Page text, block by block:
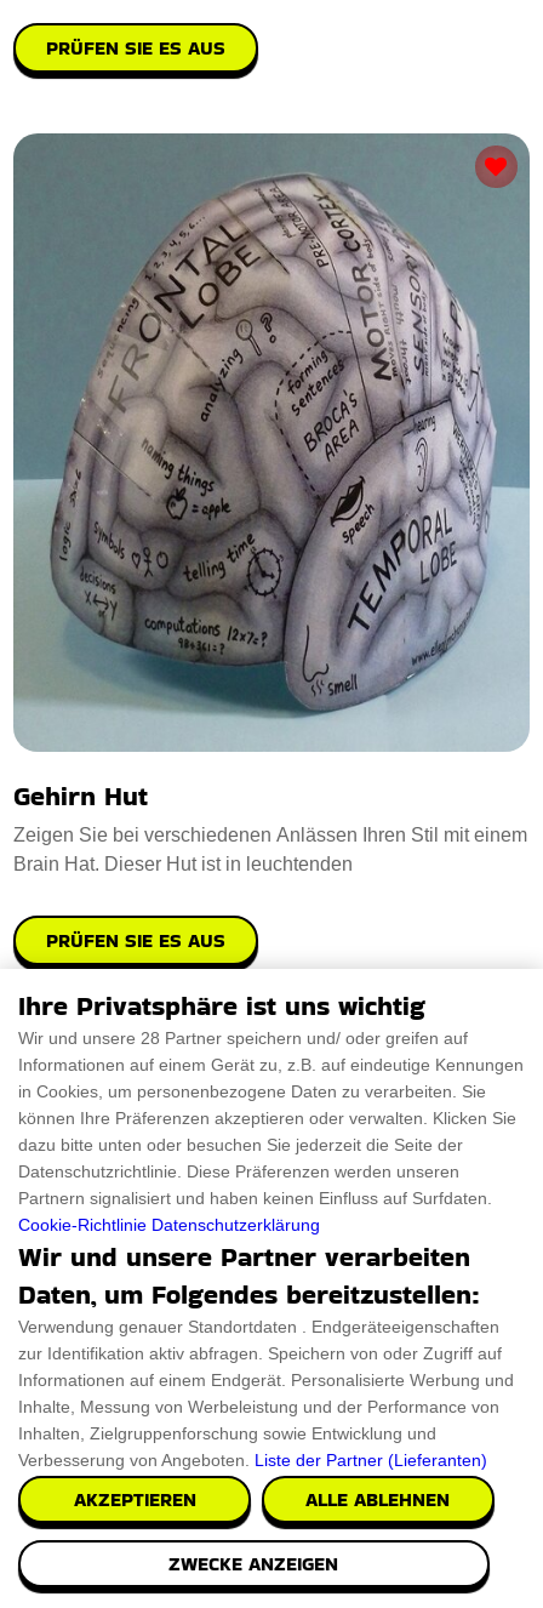
PRÜFEN SIE ES AUS
Gehirn Hut
Zeigen Sie bei verschiedenen Anlässen Ihren Stil mit einem
Brain Hat. Dieser Hut ist in leuchtenden
PRÜFEN SIE ES AUS
Ihre Privatsphäre ist uns wichtig
Wir und unsere 28 Partner speichern und/ oder greifen auf
Informationen auf einem Gerät zu, z.B. auf eindeutige Kennungen
in Cookies, um personenbezogene Daten zu verarbeiten. Sie
können Ihre Präferenzen akzeptieren oder verwalten. Klicken Sie
dazu bitte unten oder besuchen Sie jederzeit die Seite der
Datenschutzrichtlinie. Diese Präferenzen werden unseren
Partnern signalisiert und haben keinen Einfluss auf Surfdaten.
Cookie-Richtlinie Datenschutzerklärung
Wir und unsere Partner verarbeiten
Daten, um Folgendes bereitzustellen:
Verwendung genauer Standortdaten . Endgeräteeigenschaften
zur Identifikation aktiv abfragen. Speichern von oder Zugriff auf
Informationen auf einem Endgerät. Personalisierte Werbung und
Inhalte, Messung von Werbeleistung und der Performance von
Inhalten, Zielgruppenforschung sowie Entwicklung und
Verbesserung von Angeboten. Liste der Partner (Lieferanten)
AKZEPTIEREN ALLE ABLEHNEN
ZWECKE ANZEIGEN